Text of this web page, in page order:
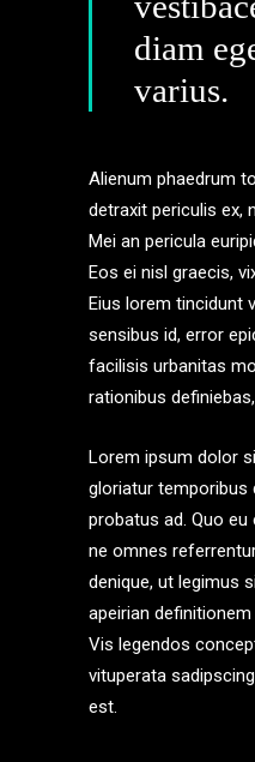
diam
varius.
Alienum phaedrum
detraxit periculis ex,
Mei an pericula
Eos ei nisl graecis,
Eius lorem tincidunt
sensibus id, error
facilisis urbanitas
rationibus
Lorem ipsum dolor
gloriatur temporibus
probatus ad. Quo
ne omnes
denique, ut legimus
apeirian
Vis legendos
vituperata
est.